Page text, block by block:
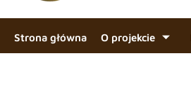
Strona główna O projekcie